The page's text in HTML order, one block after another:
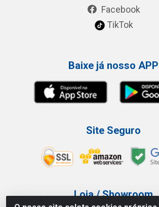
Facebook
TikTok
Baixe já nosso APP
Site Seguro
Loja / Showroom